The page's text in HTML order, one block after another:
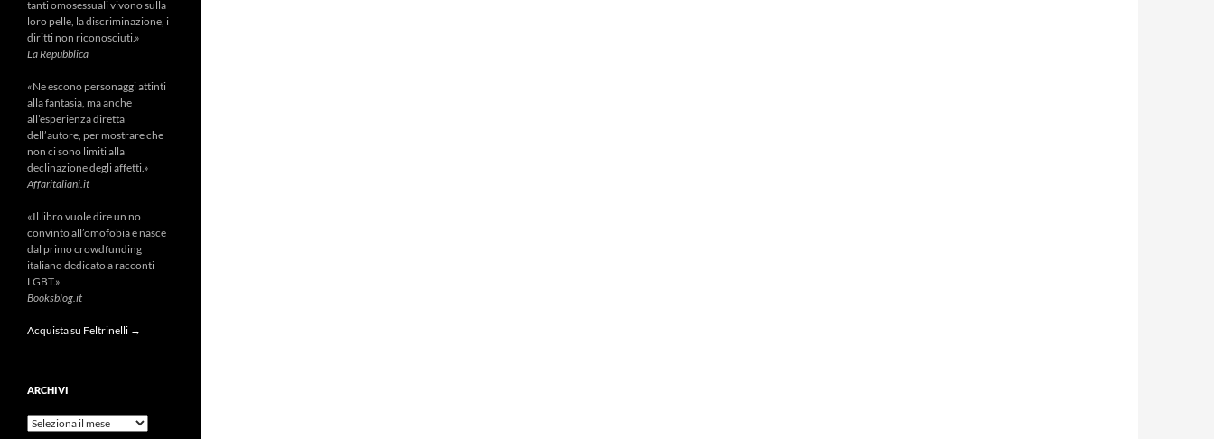
tanti omosessuali vivono sulla
loro pelle, la discriminazione, i
diritti non riconosciuti.»
La Repubblica
«Ne escono personaggi attinti
alla fantasia, ma anche
all’esperienza diretta
dell’autore, per mostrare che
non ci sono limiti alla
declinazione degli affetti.»
Affaritaliani.it
«Il libro vuole dire un no
convinto all’omofobia e nasce
dal primo crowdfunding
italiano dedicato a racconti
LGBT.»
Booksblog.it
Acquista su Feltrinelli →
ARCHIVI
Archivi